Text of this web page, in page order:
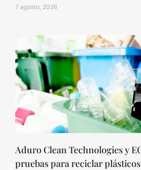
7 agosto, 2026
Aduro Clean Technologies y
pruebas para reciclar